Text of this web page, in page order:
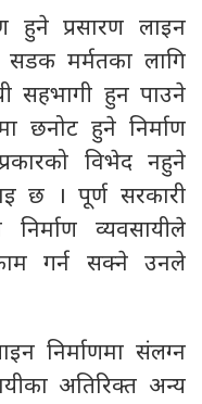
हुने प्रसारण लाइन
मर्मतका लागि
सहभागी हुन पाउने
छनोट हुने निर्माण
विभेद नहुने
छ । पूर्ण सरकारी
व्यवसायीले
गर्न सक्ने उनले
निर्माणमा संलग्न
अतिरिक्त अन्य